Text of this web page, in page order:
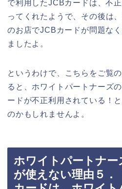
で利用したJCBカードは、不
ってくれたようで、その後は
のお店でJCBカードが問題な
ましたよ。
というわけで、こちらをご覧
ると、ホワイトパートナーズ
ードが不正利用されている！
のかもしれませんよ。
ホワイトパートナー
が使えない理由５．